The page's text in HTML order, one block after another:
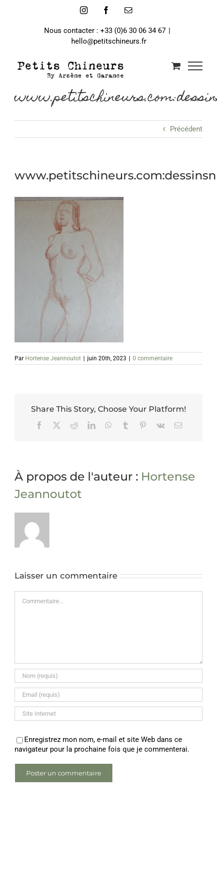
InstagramFacebookEmail
Nous contacter : +33 (0)6 30 06 34 67 |
hello@petitschineurs.fr
Précédent
Par Hortense Jeannoutot juin 20th, 2023 0 commentaire
Share This Story, Choose Your Platform!
Facebook RedditLinkedInWhatsApp
Tumblr Pinterest
Vk Email
À propos de l'auteur : Hortense
Jeannoutot
Laisser un commentaire
Enregistrez mon nom, e-mail et site Web dans ce
navigateur pour la prochaine fois que je commenterai.